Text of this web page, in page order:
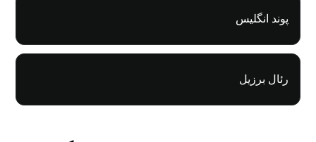
پوند انگلیس
رئال برزیل